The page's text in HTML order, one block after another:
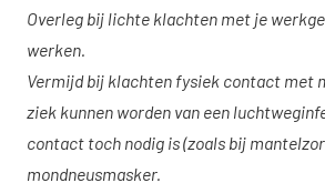
Overleg bij lichte klachten met je
werken.
Vermijd bij klachten fysiek contact met
ziek kunnen worden van een
contact toch nodig is (zoals bij
mondneusmasker.